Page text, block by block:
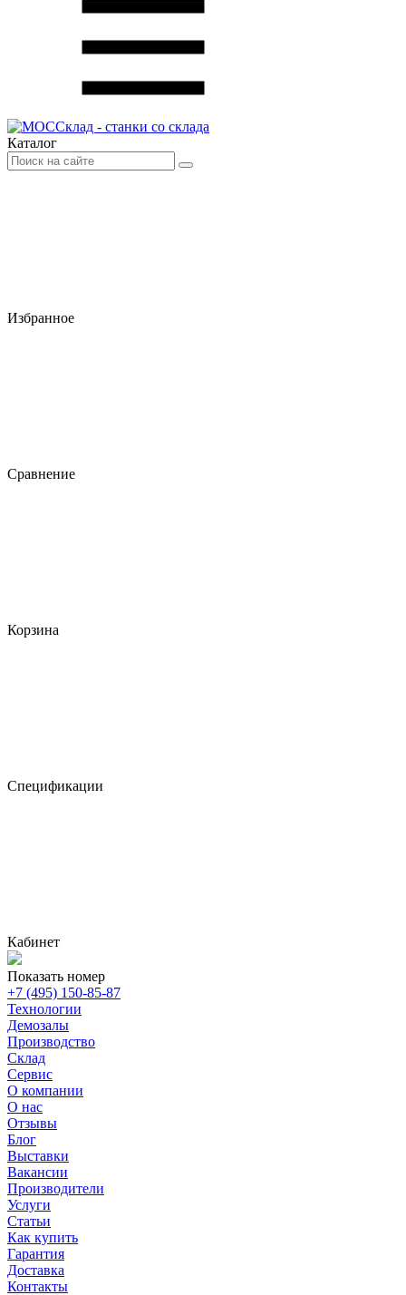
Каталог
Избранное
Сравнение
Корзина
Спецификации
Кабинет
Показать номер
+7 (495) 150-85-87
Технологии
Демозалы
Производство
Склад
Сервис
О компании
О нас
Отзывы
Блог
Выставки
Вакансии
Производители
Услуги
Статьи
Как купить
Гарантия
Доставка
Контакты